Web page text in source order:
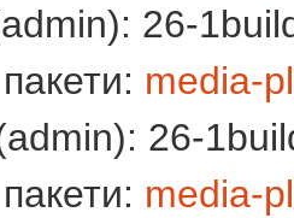
26-
media-
26-
media-